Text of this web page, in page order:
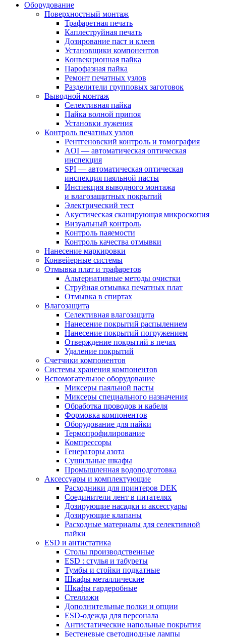
Оборудование
Поверхностный монтаж
Трафаретная печать
Каплеструйная печать
Дозирование паст и клеев
Установщики компонентов
Конвекционная пайка
Парофазная пайка
Ремонт печатных узлов
Разделители групповых заготовок
Выводной монтаж
Селективная пайка
Пайка волной припоя
Установки лужения
Контроль печатных узлов
Рентгеновский контроль и томография
AOI — автоматическая оптическая
инспекция
SPI — автоматическая оптическая
инспекция паяльной пасты
Инспекция выводного монтажа
и влагозащитных покрытий
Электрический тест
Акустическая сканирующая микроскопия
Визуальный контроль
Контроль паяемости
Контроль качества отмывки
Нанесение маркировки
Конвейерные системы
Отмывка плат и трафаретов
Альтернативные методы очистки
Струйная отмывка печатных плат
Отмывка в спиртах
Влагозащита
Селективная влагозащита
Нанесение покрытий распылением
Нанесение покрытий погружением
Отверждение покрытий в печах
Удаление покрытий
Счетчики компонентов
Системы хранения компонентов
Вспомогательное оборудование
Миксеры паяльной пасты
Миксеры специального назначения
Обработка проводов и кабеля
Формовка компонентов
Оборудование для пайки
Термопрофилирование
Компрессоры
Генераторы азота
Сушильные шкафы
Промышленная водоподготовка
Аксессуары и комплектующие
Расходники для принтеров DEK
Соединители лент в питателях
Дозирующие насадки и аксессуары
Дозирующие клапаны
Расходные материалы для селективной
пайки
ESD и антистатика
Столы производственные
ESD : cтулья и табуреты
Тумбы и стойки подкатные
Шкафы металлические
Шкафы гардеробные
Стеллажи
Дополнительные полки и опции
ESD-одежда для персонала
Антистатические напольные покрытия
Бестеневые светодиодные лампы